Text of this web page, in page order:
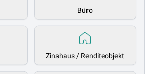
Büro
Zinshaus / Renditeobjekt